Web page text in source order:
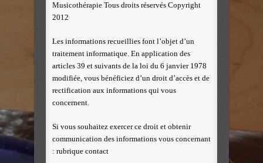
Musicothérapie Tous droits réservés Copyright
2012
Les informations recueillies font l’objet d’un
traitement informatique. En application des
articles 39 et suivants de la loi du 6 janvier 1978
modifiée, vous bénéficiez d’un droit d’accès et de
rectification aux informations qui vous
concernent.
Si vous souhaitez exercer ce droit et obtenir
communication des informations vous concernant
: rubrique contact